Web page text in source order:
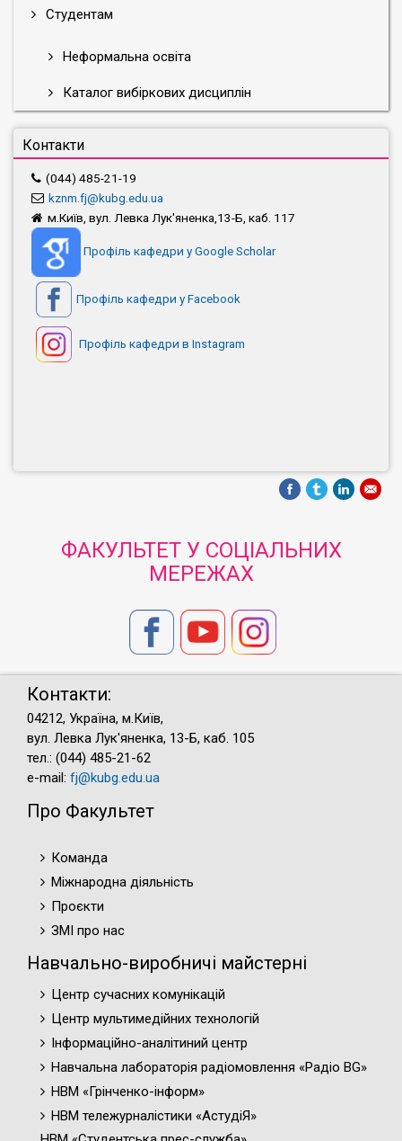
Студентам
Неформальна освіта
Каталог вибіркових дисциплін
Контакти
(044) 485-21-19
kznm.fj@kubg.edu.ua
м.Київ, вул. Левка Лук'яненка,13-Б, каб. 117
Профіль кафедри у Google Scholar
Профіль кафедри у Facebook
Профіль кафедри в Instagram
ФАКУЛЬТЕТ У СОЦІАЛЬНИХ
МЕРЕЖАХ
Контакти:
04212, Україна, м.Київ,
вул. Левка Лук'яненка, 13-Б, каб. 105
тел.: (044) 485-21-62
e-mail: fj@kubg.edu.ua
Про Факультет
Команда
Міжнародна діяльність
Проєкти
ЗМІ про нас
Навчально-виробничі майстерні
Центр сучасних комунікацій
Центр мультимедійних технологій
Інформаційно-аналітиний центр
Навчальна лабораторія радіомовлення «Радіо BG»
НВМ «Грінченко-інформ»
НВМ тележурналістики «АстудіЯ»